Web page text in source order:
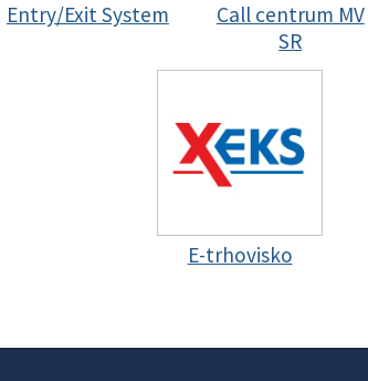
Entry/Exit System
Call centrum MV
SR
E-trhovisko